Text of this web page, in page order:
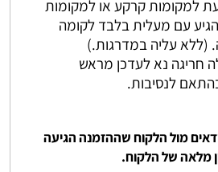
למקומות קרקע או למקומות
עם מעלית בלבד לקומה
(ללא עליה במדרגות.)
חריגה נא לעדכן מראש
לנסיבות.
מול הלקוח שההזמנה הגיעה
מלאה של הלקוח.